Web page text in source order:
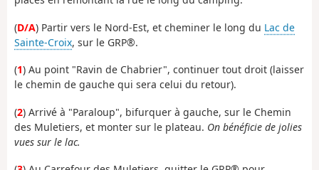
(D/A) Partir vers le Nord-Est, et cheminer le long du Lac de
Sainte-Croix, sur le GRP®.
(1) Au point "Ravin de Chabrier", continuer tout droit (laisser
le chemin de gauche qui sera celui du retour).
(2) Arrivé à "Paraloup", bifurquer à gauche, sur le Chemin
des Muletiers, et monter sur le plateau. On bénéficie de jolies
vues sur le lac.